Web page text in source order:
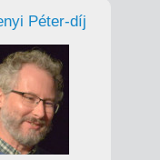
Péter-díj